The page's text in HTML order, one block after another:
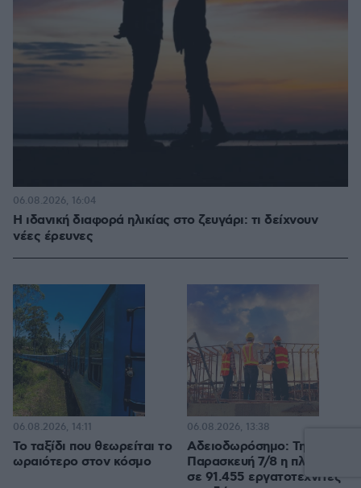
Η ιδανική διαφορά ηλικίας στο ζευγάρι: τι δείχνουν
νέες έρευνες
06.08.2026, 16:04
Το ταξίδι που θεωρείται το
ωραιότερο στον κόσμο
06.08.2026, 14:11
Αδειοδωρόσημο: Την
Παρασκευή 7/8 η πληρωμή
σε 91.455 εργατοτεχνίτες
06.08.2026, 13:38